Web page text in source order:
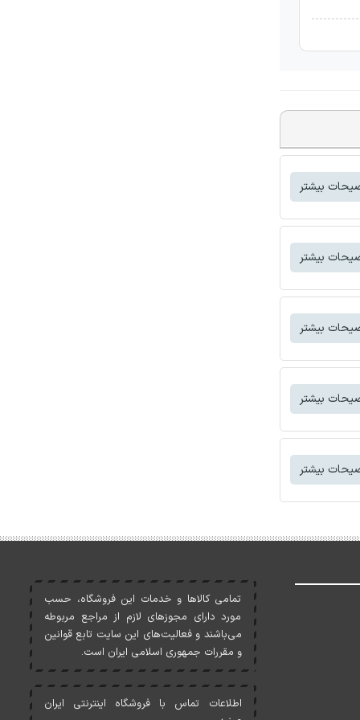
بیشتر
بیشتر
بیشتر
بیشتر
بیشتر
تمامی کالاها و خدمات اين فروشگاه، حسب
مورد دارای مجوزهای لازم از مراجع مربوطه
می‌باشند و فعاليت‌های اين سايت تابع قوانين
و مقررات جمهوری اسلامی ايران است.
اطلاعات تماس با فروشگاه اینترنتی ایران